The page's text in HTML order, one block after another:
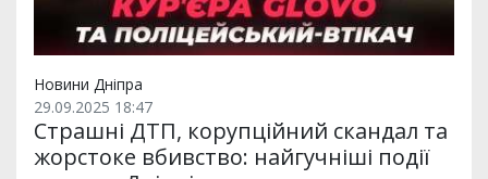
Новини Дніпра
29.09.2025 18:47
Страшні ДТП, корупційний скандал та
жорстоке вбивство: найгучніші події